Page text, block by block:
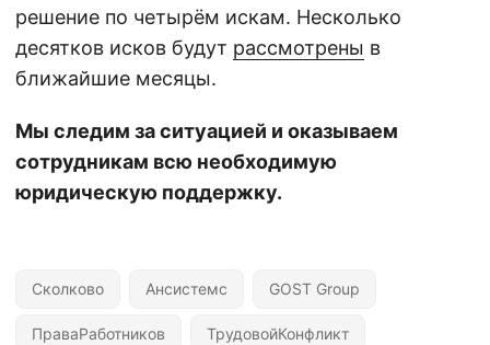
решение по четырём искам. Несколько
десятков исков будут рассмотрены в
ближайшие месяцы.
Мы следим за ситуацией и оказываем
сотрудникам всю необходимую
юридическую поддержку.
Сколково Ансистемс GOST Group
ПраваРаботников ТрудовойКонфликт